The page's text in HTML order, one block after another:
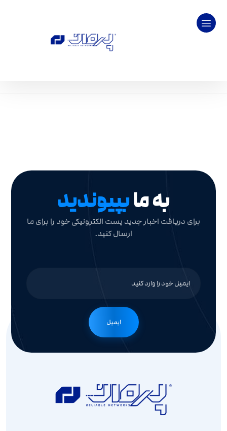
به مابپیوندید
برای دریافت اخبار جدید پست الکترونیکی خود را برای ما
ارسال کنید.
ایمیل